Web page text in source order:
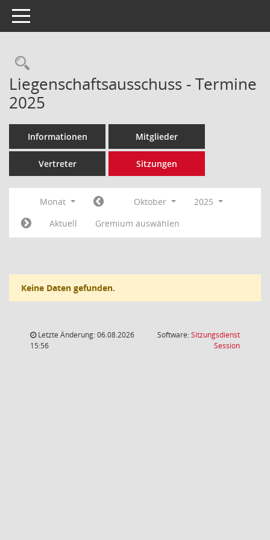
Toggle navigation
Rechercheauswahl
Liegenschaftsausschuss - Termine
2025
Informationen Mitglieder
Vertreter Sitzungen
Monat Oktober
2025
Aktuell
Gremium auswählen
Keine Daten gefunden.
Letzte Änderung: 06.08.2026
15:56
Software:Sitzungsdienst
Session(Wird in